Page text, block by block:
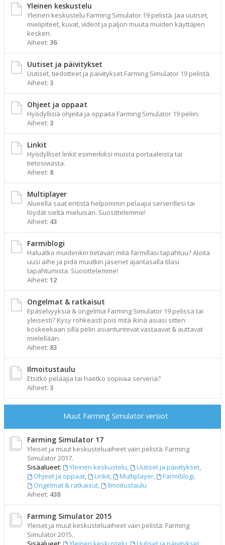
Yleinen keskustelu
Yleinen keskustelu Farming Simulator 19 pelistä. Jaa uutiset,
mielipiteet, kuvat, videot ja paljon muuta muiden käyttäjien
kesken.
Aiheet: 36
Uutiset ja päivitykset
Uutiset, tiedotteet ja päivitykset Farming Simulator 19 pelistä.
Aiheet: 3
Ohjeet ja oppaat
Hyödyllisiä ohjeita ja oppaita Farming Simulator 19 peliin.
Aiheet: 3
Linkit
Hyödylliset linkit esimerkiksi muista portaaleista tai
tietosivuista.
Aiheet: 8
Multiplayer
Alueella saat entistä helpommin pelaajia serverillesi tai
löydät sieltä mieluisan. Suosittelemme!
Aiheet: 43
Farmiblogi
Haluatko muidenkin tietävän mitä farmillasi tapahtuu? Aloita
uusi aihe ja pidä muutkin jäsenet ajantasalla tilasi
tapahtumista. Suosittelemme!
Aiheet: 12
Ongelmat & ratkaisut
Epäselvyyksiä & ongelmia Farming Simulator 19 pelissä tai
yleisesti? Kysy rohkeasti pois mitä ikinä asiasi sitten
koskeekaan sillä pelin asiantuntevat vastaavat & auttavat
mielellään.
Aiheet: 83
Ilmoitustaulu
Etsitkö pelaajia tai haetko sopivaa serveriä?
Aiheet: 3
Muut Farming Simulator versiot
Farming Simulator 17
Yleiset ja muut keskusteluaiheet vain pelistä: Farming
Simulator 2017.
Sisäalueet:
Yleinen keskustelu, Uutiset ja päivitykset,
Ohjeet ja oppaat, Linkit, Multiplayer, Farmiblogi,
Ongelmat & ratkaisut,
Ilmoitustaulu
Aiheet: 438
Farming Simulator 2015
Yleiset ja muut keskusteluaiheet vain pelistä: Farming
Simulator 2015.